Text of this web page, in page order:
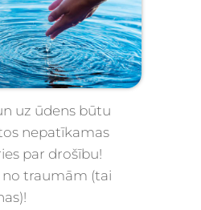
uz ūdens būtu
nepatīkamas
par drošību!
no traumām (tai